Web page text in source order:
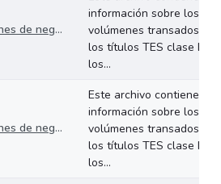
Volúmenes de negociación del 10 al 14 de febrero de 2025
información sobre los
volúmenes transados de
los títulos TES clase B en
los...
Volúmenes de negociación del 03 al 07 de febrero de 2025
Este archivo contiene
información sobre los
volúmenes transados de
los títulos TES clase B en
los...